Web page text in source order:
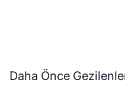
Daha Önce